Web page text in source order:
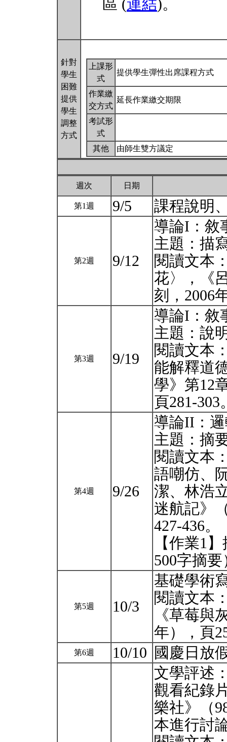
區 (連結)。
針對
學生
困難
提供
學生
調整
方式
上課形
式
提供學生彈性出席課程方式
作業繳
交方式
延長作業繳交期限
考試形
式
其他
由師生雙方議定
週次 日期
第1週 9/5 課程說明
第2週 9/12
導論I：敘
主題：描
閱讀文本
花〉，《
刻，2006
第3週 9/19
導論I：敘
主題：說
閱讀文本
能解釋道
學》第12
頁281-
第4週 9/26
導論II：
主題：摘
閱讀文本
語嘲仿、
潔、林浩
迷航記》
427-436。
【作業1
500字摘
第5週 10/3
基礎學術
閱讀文本
《草莓與
年），頁
第6週 10/10 國慶日放
文學評述
觀看紀錄
樂社》（
本進行討